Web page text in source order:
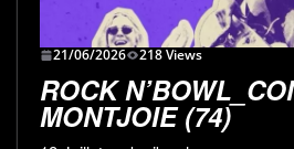
21/06/2026 218 Views
ROCK
MONTJOIE (74)